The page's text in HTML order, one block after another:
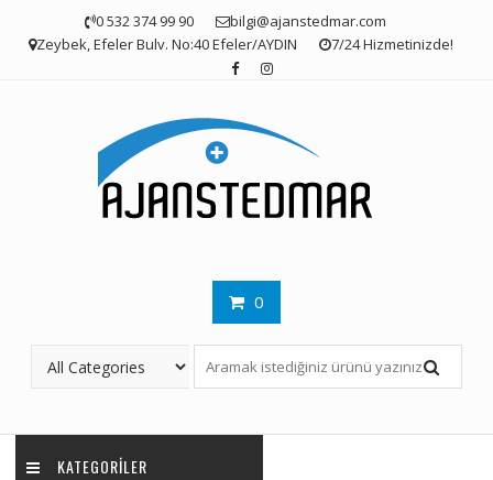
0 532 374 99 90
bilgi@ajanstedmar.com
Zeybek, Efeler Bulv. No:40 Efeler/AYDIN
7/24 Hizmetinizde!
0
KATEGORILER